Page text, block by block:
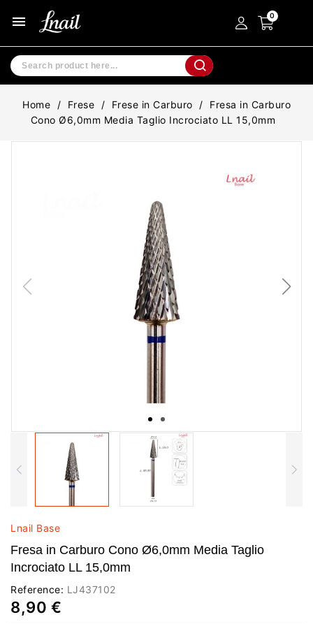
menu
Home Frese Frese in Carburo
Fresa in Carburo
Cono Ø6,0mm Media Taglio Incrociato LL 15,0mm
Lnail Base
Fresa in Carburo Cono Ø6,0mm Media Taglio
Incrociato LL 15,0mm
Reference: LJ437102
8,90 €